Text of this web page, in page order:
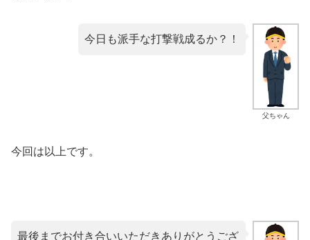
父ちゃん
今日も派手な打撃戦成るか？！
今回は以上です。
最後までお付き合いいただきありがとうござ